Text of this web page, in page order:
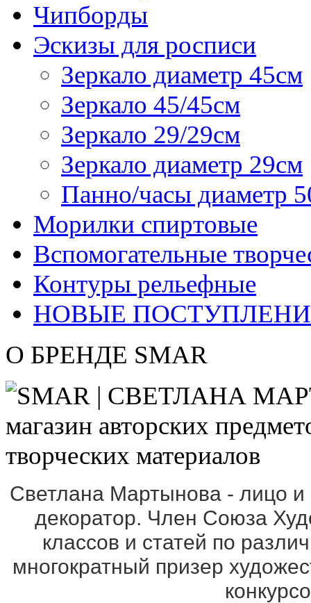
Чипборды
Эскизы для росписи
Зеркало диаметр 45см
Зеркало 45/45см
Зеркало 29/29см
Зеркало диаметр 29см
Панно/часы диаметр
Морилки спиртовые
Вспомогательные
Контуры рельефные
НОВЫЕ
О БРЕНДЕ SMAR
Светлана Мартынова - лицо
декоратор. Член Союза
классов и статей по
многократный призер